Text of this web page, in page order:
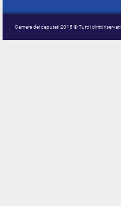
Camera dei deputati 2015 © Tutti i diritti riservati